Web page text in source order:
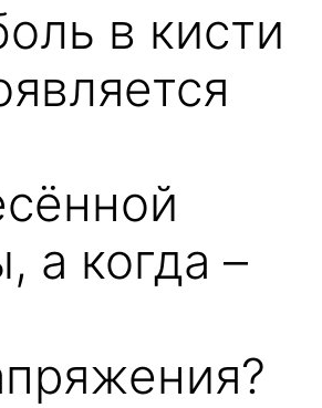
в кисти
а когда –